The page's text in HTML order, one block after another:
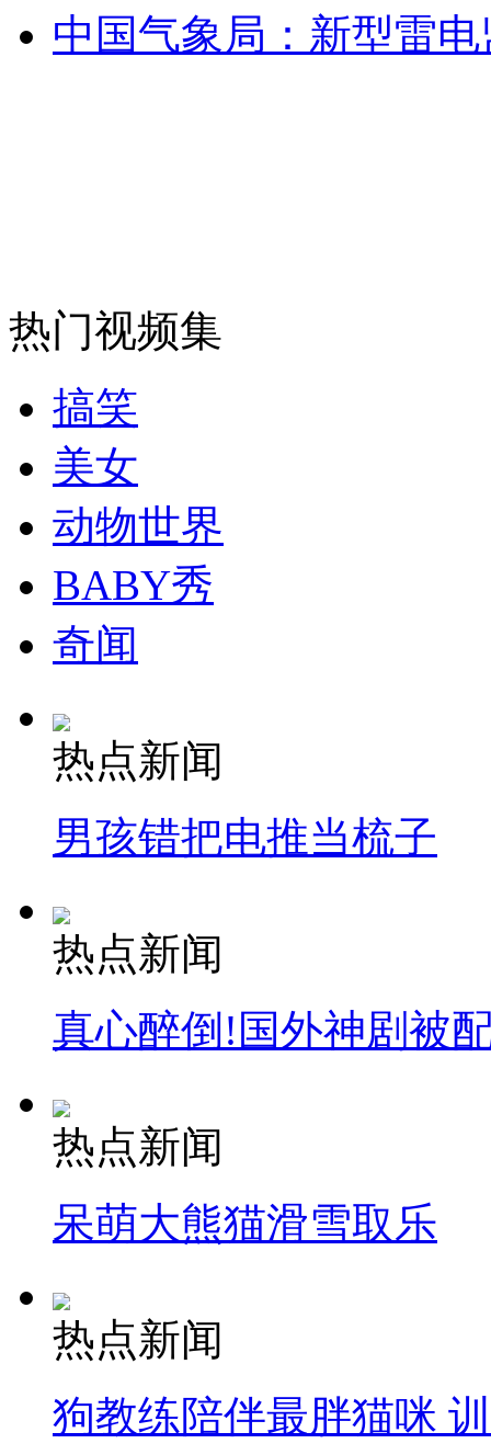
纽约上演“枕头大战”
中国气象局：新型雷
热门视频集
搞笑
美女
动物世界
BABY秀
奇闻
热点新闻
男孩错把电推当梳子
热点新闻
真心醉倒!国外神剧被
热点新闻
呆萌大熊猫滑雪取乐
热点新闻
狗教练陪伴最胖猫咪